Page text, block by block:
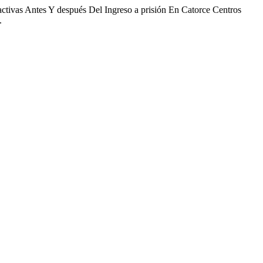
Antes Y después Del Ingreso a prisión En Catorce Centros